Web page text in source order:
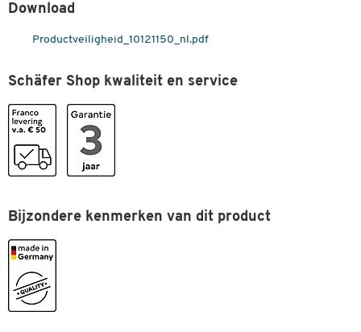
Oppervlak
Tüv/gs-getest ja
Kleuren
Afmetingen
Breedte (mm)
Download
Productveiligheid_10121150_nl.pdf
Schäfer Shop kwaliteit en service
Bijzondere kenmerken van dit product